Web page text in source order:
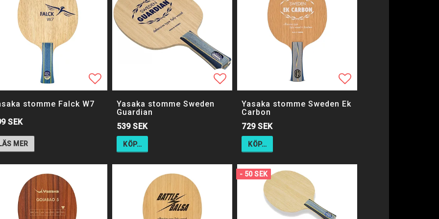
till i favoritlistanLägg till i favoritlistan
Lägg till i favoritlistan
stomme Falck W7
SEK
LÄS MER
Lägg till i favoritlistan
Yasaka stomme Sweden
Guardian
539 SEK
KÖP…
Lägg till i
Lägg till i
Yasaka stomme Sweden Ek
Carbon
729 SEK
KÖP…
- 50 SEK